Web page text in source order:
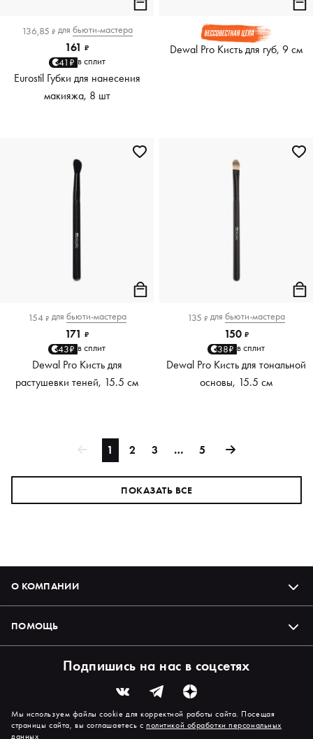
136,85 ₽ для бьюти-мастера
161 ₽
41₽ в сплит
Eurostil Губки для нанесения
макияжа, 8 шт
Dewal Pro Кисть для губ, 9 см
154 ₽ для бьюти-мастера
171 ₽
43₽ в сплит
Dewal Pro Кисть для
растушевки теней, 15.5 см
135 ₽ для бьюти-мастера
150 ₽
38₽ в сплит
Dewal Pro Кисть для тональной
основы, 15.5 см
1 2 3 … 5
ПОКАЗАТЬ ВСЕ
О КОМПАНИИ
ПОМОЩЬ
Подпишись на нас в соцсетях
Мы используем файлы cookie для корректной работы сайта. Посещая
страницы сайта, вы соглашаетесь сполитикой обработки персональных
данных